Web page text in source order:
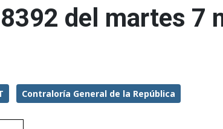
del martes 7
Contraloría General de la República